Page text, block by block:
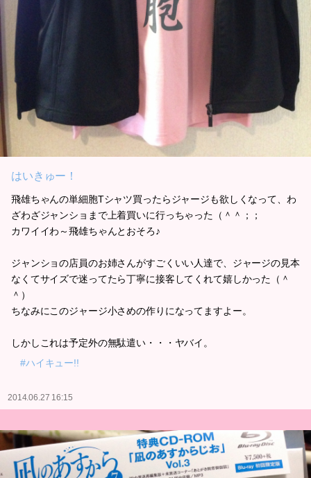
はいきゅー！
飛雄ちゃんの単細胞Tシャツ買ったらジャージも欲しくなって、わ
ざわざジャンショまで上着買いに行っちゃった（＾＾；；
カワイイわ～飛雄ちゃんとおそろ♪
ジャンショの店員のお姉さんがすごくいい人達で、ジャージの見本
なくてサイズで迷ってたら丁寧に接客してくれて嬉しかった（＾
＾）
ちなみにこのジャージ小さめの作りになってますよー。
しかしこれは予定外の無駄遣い・・・ヤバイ。
#ハイキュー!!
2014.06.27 16:15